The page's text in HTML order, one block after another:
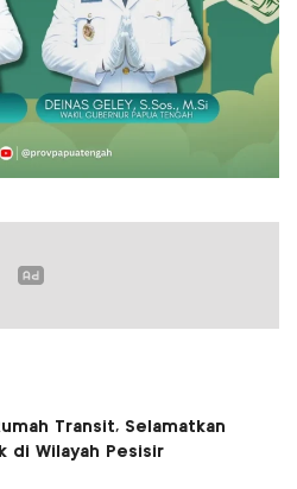
Transit, Selamatkan
di Wilayah Pesisir